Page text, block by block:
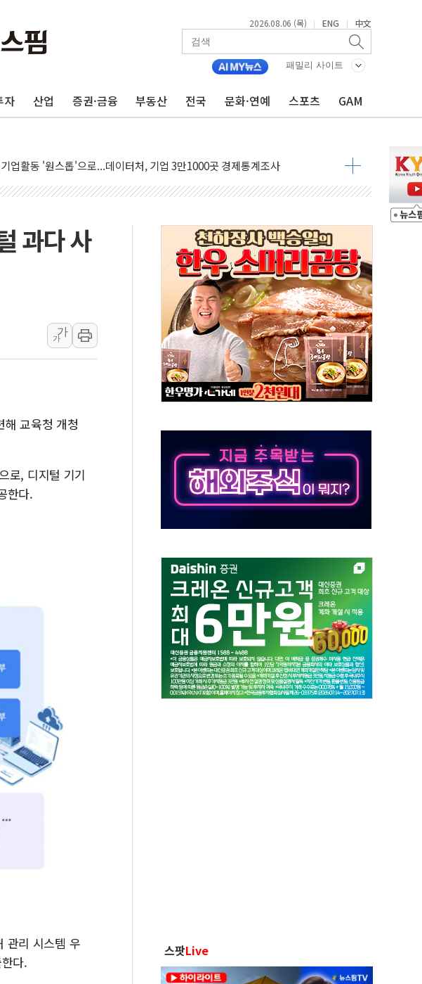
2026.08.06 (목) | ENG | 中文
패밀리 사이트
자 산업 증권·금융 부동산 전국 문화·연예 스포츠 GAM
간 통신시스템 장착 의무화 추진..."업계 성장 저해" 우려도
행, 상상인증권 인수 추진
니, 시드 투자 유치…일본·동남아 사업 확대
코스피 약세 장기화 시 주택수요 위축 우려"
미 임주현 지분 100억 가압류 결정…4자 연합 균열 조짐
화점, '홈스타일링 페어'…리빙 최대 50% 할인
뉴스] 어린이집·유치원 비상! 수족구병이 다시 유행합니다.
기업활동 '원스톱'으로...데이터처, 기업 3만1000곳 경제통계조사
폭염 속 '자폭 드론' 첫 실사격…미 해병대, 한반도 지형서 FPV 공격훈련 공개
"국고채 PD 15곳, 관행 아닌 담합…76조2000억 입찰 영향"
기술자료 중국 계열사에 넘긴 세라젬…공정위 과징금 4억3200만원
, 해외직구 물놀이기구·유아용품 등 94개 제품 안전기준 '부적합'
, 남양주 현대아울렛에 '다산점' 열어
부24에서 자녀 출입국증명서 발급…7일부터 온라인 대리 신청 가능
우수사례 세계에 알린다…식약처 AI 심사·소방청 119안심콜 영문 영상 제작
과다 사
가
가
교육청 개청
로, 디지털 기기
한다.
관리 시스템 우
다.
스팟Live